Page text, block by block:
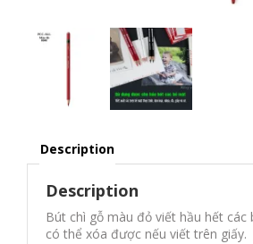
Description
Description
Bút chì gỗ màu đỏ viết hầu hết các
có thể xóa được nếu viết trên giấy.